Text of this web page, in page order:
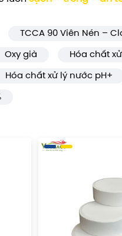
TCCA 90 Viên Nén –
Oxy già Hóa chất
Hóa chất xử lý nước pH+